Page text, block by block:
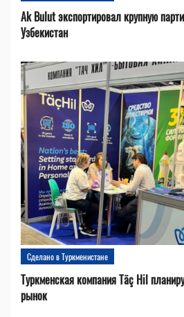
Ak Bulut экспортировал крупную
Узбекистан
Сделано в Туркменистане
Туркменская компания Täç Hil
рынок